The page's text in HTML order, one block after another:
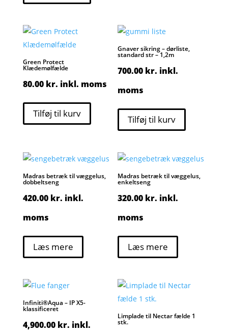
Green Protect
Klædemølfælde
80.00 kr. inkl. moms
Tilføj til kurv
Gnaver sikring – dørliste,
standard str – 1,2m
700.00 kr. inkl.
moms
Tilføj til kurv
Madras betræk til væggelus,
dobbeltseng
420.00 kr. inkl.
moms
Læs mere
Madras betræk til væggelus,
enkeltseng
320.00 kr. inkl.
moms
Læs mere
Infiniti®Aqua – IP X5-
klassificeret
4,900.00 kr. inkl.
Limplade til Nectar fælde 1
stk.